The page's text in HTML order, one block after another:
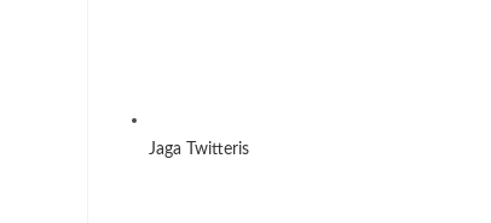
Jaga Twitteris